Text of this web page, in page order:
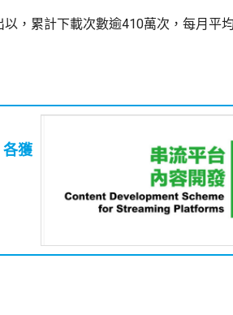
以，累計下載次數逾410萬次，每月平
獲